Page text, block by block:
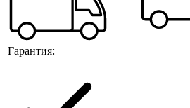
Гарантия: